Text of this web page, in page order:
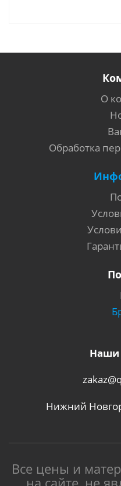
О
Обработка
Наши
Нижний
Все цены и